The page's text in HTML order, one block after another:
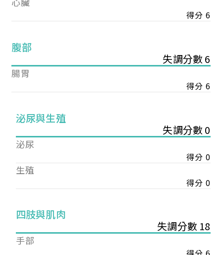
得分 6
腹部
失調分數 6
腸胃
得分 6
泌尿與生殖
失調分數 0
泌尿
得分 0
生殖
得分 0
四肢與肌肉
失調分數 18
手部
您已成功送出會員申請
您好，您的會員申請，已成功送出，經本協會理事
會審核通過後即通知您進行繳費，繳費資訊如下